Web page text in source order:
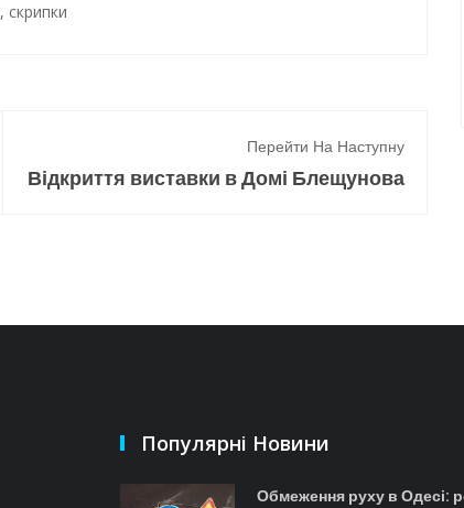
, скрипки
Перейти На Наступну
Відкриття виставки в Домі Блещунова
Популярні Новини
Обмеження руху в Одесі: